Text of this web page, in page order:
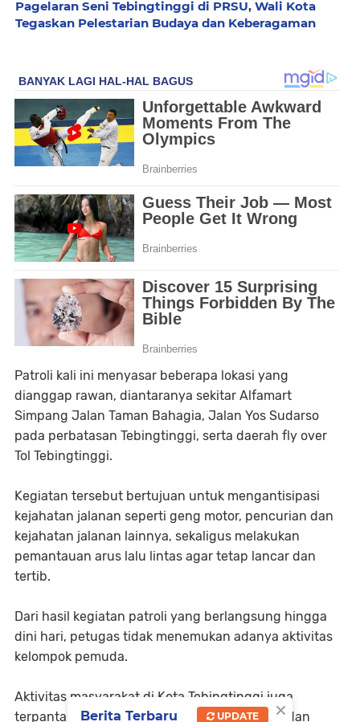
Pagelaran Seni Tebingtinggi di PRSU, Wali Kota
Tegaskan Pelestarian Budaya dan Keberagaman
Patroli kali ini menyasar beberapa lokasi yang
dianggap rawan, diantaranya sekitar Alfamart
Simpang Jalan Taman Bahagia, Jalan Yos Sudarso
pada perbatasan Tebingtinggi, serta daerah fly over
Tol Tebingtinggi.
Kegiatan tersebut bertujuan untuk mengantisipasi
kejahatan jalanan seperti geng motor, pencurian dan
kejahatan jalanan lainnya, sekaligus melakukan
pemantauan arus lalu lintas agar tetap lancar dan
tertib.
Dari hasil kegiatan patroli yang berlangsung hingga
dini hari, petugas tidak menemukan adanya aktivitas
kelompok pemuda.
Aktivitas masyarakat di Kota Tebingtinggi juga
terpantau mulai berkurang pada malam hari, dan
×
Berita Terbaru UPDATE